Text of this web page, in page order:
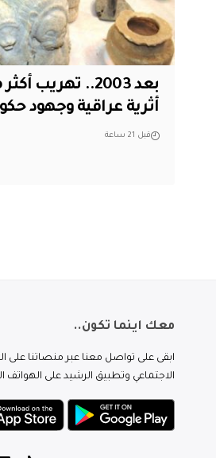
أثرية عراقية وجهود
قبل 21 ساعة
معك اينما تكون..
ابقى على تواصل معنا عبر منصاتنا على
الاجتماعي وتطبيق الرشيد على الهواتف